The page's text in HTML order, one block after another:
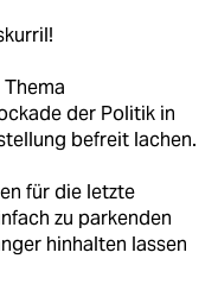
der Politik in
befreit lachen.
für die letzte
zu parkenden
hinhalten lassen